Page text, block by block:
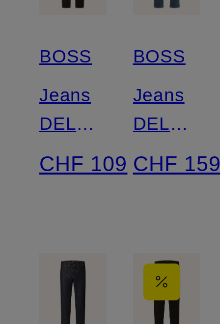
BOSS
Jeans
DELAWARE
Slim Fit
CHF 109
BOSS
Jeans
Slim Fit
CHF